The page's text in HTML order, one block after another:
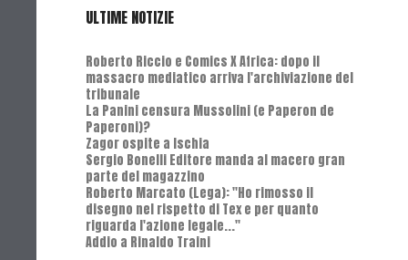
ULTIME NOTIZIE
Roberto Riccio e Comics X Africa: dopo il
massacro mediatico arriva l'archiviazione del
tribunale
La Panini censura Mussolini (e Paperon de
Paperoni)?
Zagor ospite a Ischia
Sergio Bonelli Editore manda al macero gran
parte del magazzino
Roberto Marcato (Lega): "Ho rimosso il
disegno nel rispetto di Tex e per quanto
riguarda l'azione legale..."
Addio a Rinaldo Traini